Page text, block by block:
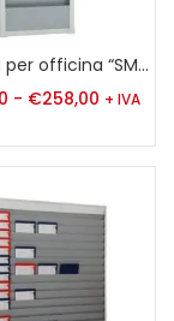
Planning per officina “SMALL” A4
- €258,00 + IVA